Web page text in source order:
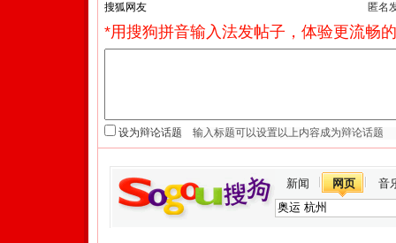
匿名
*用搜狗拼音输入法发帖子，体验更流畅
设为辩论话题
新闻 网页 音